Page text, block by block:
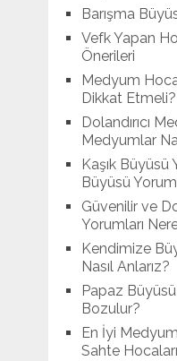
Barışma
Vefk Yapan
Önerileri
Medyum
Dikkat Etmeli?
Dolandırıcı
Medyumlar
Kaşık Büyüsü
Büyüsü
Güvenilir ve
Yorumları
Kendimize
Nasıl Anlarız?
Papaz Büyüsü
Bozulur?
En İyi
Sahte